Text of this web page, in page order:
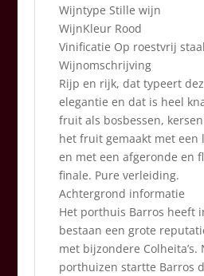
Wijntype Stille wijn
WijnKleur Rood
Vinificatie Op roestvrij
Wijnomschrijving
Rijp en rijk, dat typeert
elegantie en dat is heel
fruit als bosbessen,
het fruit gemaakt met een
en met een afgeronde en
finale. Pure verleiding.
Achtergrond informatie
Het porthuis Barros heeft
bestaan een grote
met bijzondere Colheita’s.
porthuizen startte Barros